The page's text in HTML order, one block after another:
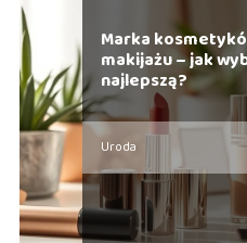
Marka
makijażu – jak
najlepszą?
Uroda